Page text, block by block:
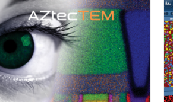
AZtecTEM 是一款专为透射电镜用
EDS分析而设计的软件。 AZtecTEM
是一种用于表征纳米级材料的分析系
统。凭借牛津仪器超过30年的TEM技
术经验，Aztec几乎可以满足您对TEM
新一代EDS系统的任何需求。